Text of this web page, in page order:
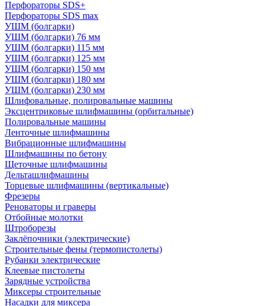
Перфораторы SDS+
Перфораторы SDS max
УШМ (болгарки)
УШМ (болгарки) 76 мм
УШМ (болгарки) 115 мм
УШМ (болгарки) 125 мм
УШМ (болгарки) 150 мм
УШМ (болгарки) 180 мм
УШМ (болгарки) 230 мм
Шлифовальные, полировальные машины
Эксцентриковые шлифмашины (орбитальные)
Полировальные машины
Ленточные шлифмашины
Вибрационные шлифмашины
Шлифмашины по бетону
Щеточные шлифмашины
Дельташлифмашины
Торцевые шлифмашины (вертикальные)
Фрезеры
Реноваторы и граверы
Отбойные молотки
Штроборезы
Заклёпочники (электрические)
Строительные фены (термопистолеты)
Рубанки электрические
Клеевые пистолеты
Зарядные устройства
Миксеры строительные
Насадки для миксера